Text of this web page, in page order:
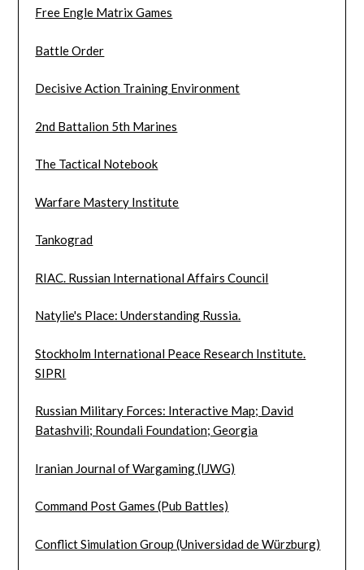
Free Engle Matrix Games
Battle Order
Decisive Action Training Environment
2nd Battalion 5th Marines
The Tactical Notebook
Warfare Mastery Institute
Tankograd
RIAC. Russian International Affairs Council
Natylie's Place: Understanding Russia.
Stockholm International Peace Research Institute.
SIPRI
Russian Military Forces: Interactive Map; David
Batashvili; Roundali Foundation; Georgia
Iranian Journal of Wargaming (IJWG)
Command Post Games (Pub Battles)
Conflict Simulation Group (Universidad de Würzburg)